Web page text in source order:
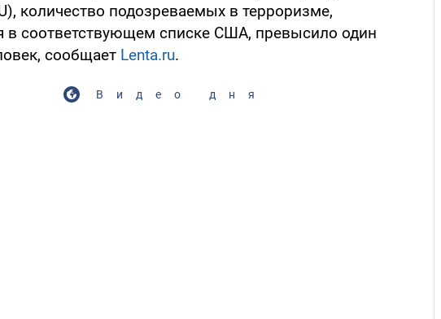
количество подозреваемых в терроризме,
в соответствующем списке США, превысило один
сообщает Lenta.ru.
Видео дня